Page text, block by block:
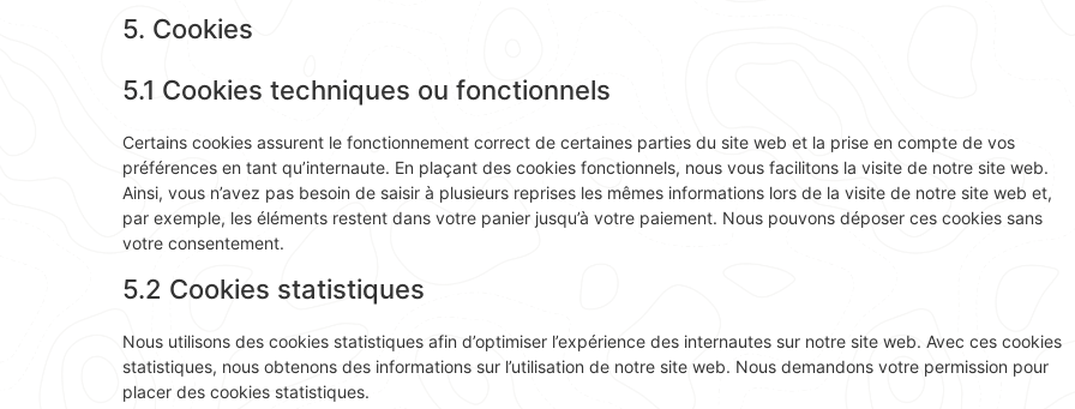
5. Cookies
5.1 Cookies techniques ou fonctionnels
Certains cookies assurent le fonctionnement correct de certaines parties du site web et la prise en compte de vos
préférences en tant qu’internaute. En plaçant des cookies fonctionnels, nous vous facilitons la visite de notre site web.
Ainsi, vous n’avez pas besoin de saisir à plusieurs reprises les mêmes informations lors de la visite de notre site web et,
par exemple, les éléments restent dans votre panier jusqu’à votre paiement. Nous pouvons déposer ces cookies sans
votre consentement.
5.2 Cookies statistiques
Nous utilisons des cookies statistiques afin d’optimiser l’expérience des internautes sur notre site web. Avec ces cookies
statistiques, nous obtenons des informations sur l’utilisation de notre site web. Nous demandons votre permission pour
placer des cookies statistiques.